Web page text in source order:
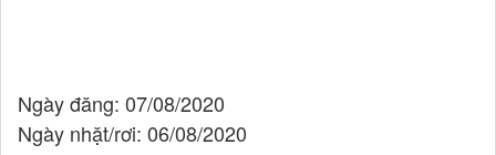
Ngày đăng: 07/08/2020
Ngày nhặt/rơi: 06/08/2020